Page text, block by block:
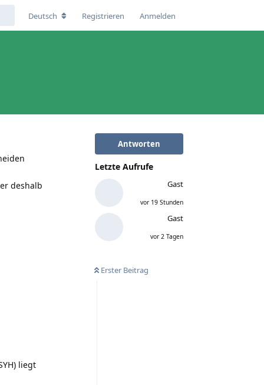
Deutsch Registrieren Anmelden
Antworten
Letzte Aufrufe
Gast
vor 19 Stunden
Gast
vor 2 Tagen
Erster Beitrag
deshalb
liegt